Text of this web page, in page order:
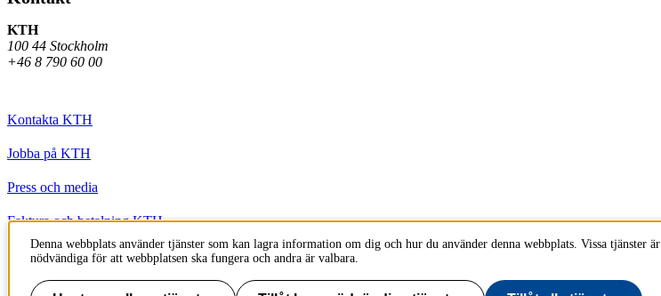
KTH
100 44 Stockholm
+46 8 790 60 00
Kontakta KTH
Jobba på KTH
Press och media
Faktura och betalning KTH
Om KTH:s webbplatser
Tillgänglighetsredogörelse
Denna webbplats använder tjänster som kan lagra information om dig och hur du använder denna webbplats. Vissa tjänster är
nödvändiga för att webbplatsen ska fungera och andra är valbara.